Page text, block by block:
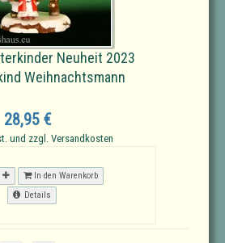
Neuheit 2023
Weihnachtsmann
28,95 €
und zzgl. Versandkosten
In den Warenkorb
Details